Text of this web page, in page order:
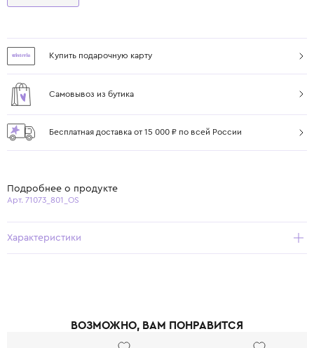
Купить подарочную карту
Самовывоз из бутика
Бесплатная доставка от 15 000 ₽ по всей России
Подробнее о продукте
Арт. 71073_801_OS
Характеристики
ВОЗМОЖНО, ВАМ ПОНРАВИТСЯ